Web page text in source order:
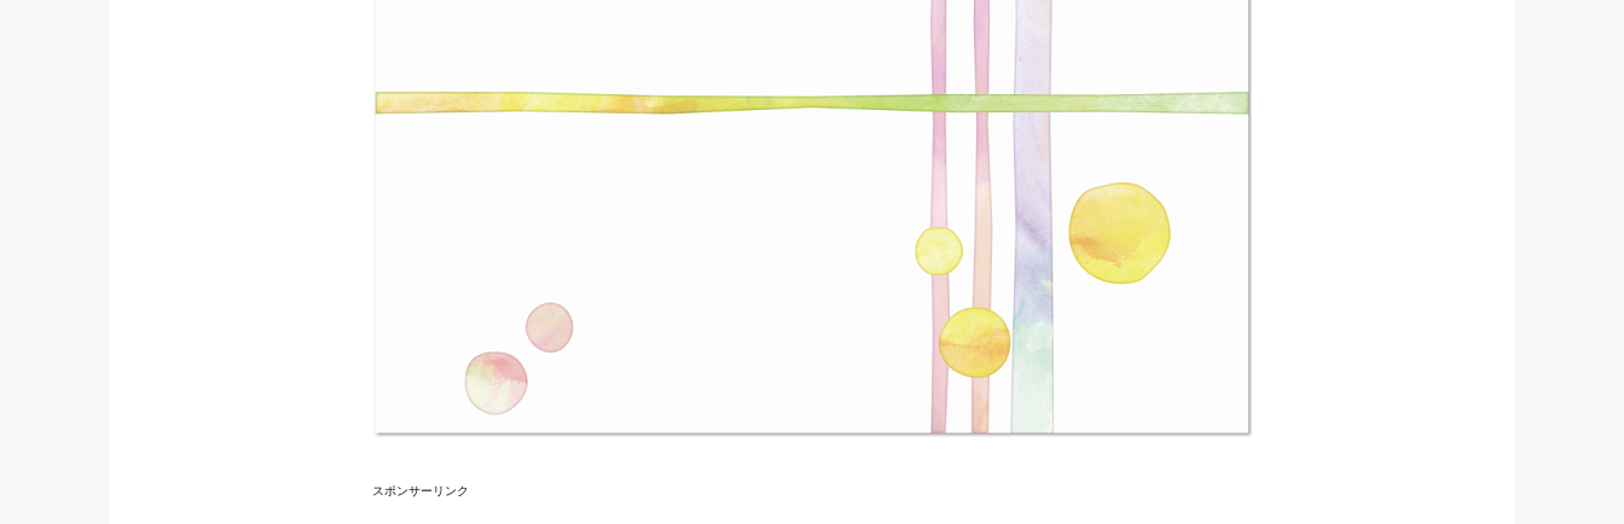
スポンサーリンク